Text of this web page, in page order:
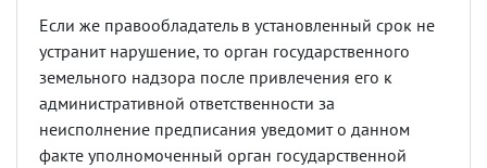
Если же правообладатель в установленный срок не
устранит нарушение, то орган государственного
земельного надзора после привлечения его к
административной ответственности за
неисполнение предписания уведомит о данном
факте уполномоченный орган государственной